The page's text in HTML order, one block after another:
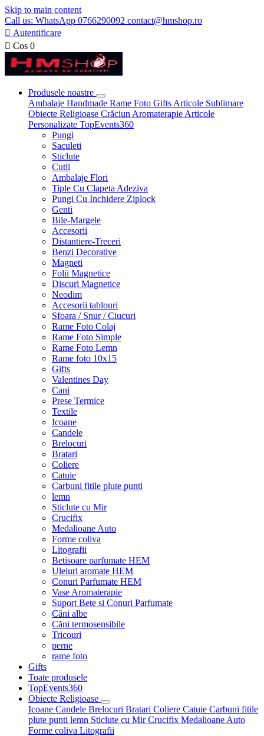
Skip to main content
Call us: WhatsApp 0766290092 contact@hmshop.ro
 Autentificare
 Cos 0
Produsele noastre
Ambalaje Handmade Rame Foto Gifts Articole Sublimare
Obiecte Religioase Crăciun Aromaterapie Articole
Personalizate TopEvents360
Pungi
Saculeti
Sticlute
Cutii
Ambalaje Flori
Tiple Cu Clapeta Adeziva
Pungi Cu Inchidere Ziplock
Genti
Bile-Margele
Accesorii
Distantiere-Treceri
Benzi Decorative
Magneti
Folii Magnetice
Discuri Magnetice
Neodim
Accesorii tablouri
Sfoara / Snur / Ciucuri
Rame Foto Colaj
Rame Foto Simple
Rame Foto Lemn
Rame foto 10x15
Gifts
Valentines Day
Cani
Prese Termice
Textile
Icoane
Candele
Brelocuri
Bratari
Coliere
Catuie
Carbuni fitile plute punti
lemn
Sticlute cu Mir
Crucifix
Medalioane Auto
Forme coliva
Litografii
Betisoare parfumate HEM
Uleiuri aromate HEM
Conuri Parfumate HEM
Vase Aromaterapie
Suport Bete si Conuri Parfumate
Căni albe
Căni termosensibile
Tricouri
perne
rame foto
Gifts
Toate produsele
TopEvents360
Obiecte Religioase
Icoane Candele Brelocuri Bratari Coliere Catuie Carbuni fitile
plute punti lemn Sticlute cu MirCrucifix Medalioane Auto
Forme coliva Litografii